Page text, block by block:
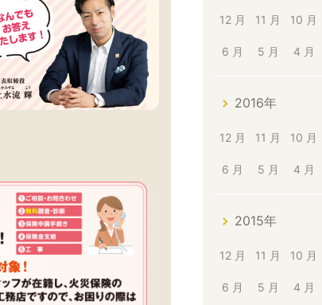
12 月 11 月 10 月
6 月 5 月 4 月
2016年
12 月 11 月 10 月
6 月 5 月 4 月
2015年
12 月 11 月 10 月
6 月 5 月 4 月